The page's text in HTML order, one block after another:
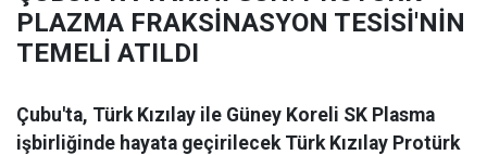
PLAZMA FRAKSİNASYON TESİSİ'NİN
TEMELİ ATILDI
Çubu'ta, Türk Kızılay ile Güney Koreli SK Plasma
işbirliğinde hayata geçirilecek Türk Kızılay Protürk